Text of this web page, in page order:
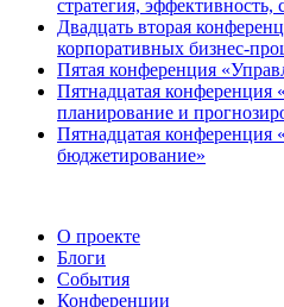
стратегия, эффективность,
Двадцать вторая
корпоративных бизнес-
Пятая конференция
Пятнадцатая конференция
планирование и
Пятнадцатая конференция
бюджетирование»
О проекте
Блоги
События
Конференции